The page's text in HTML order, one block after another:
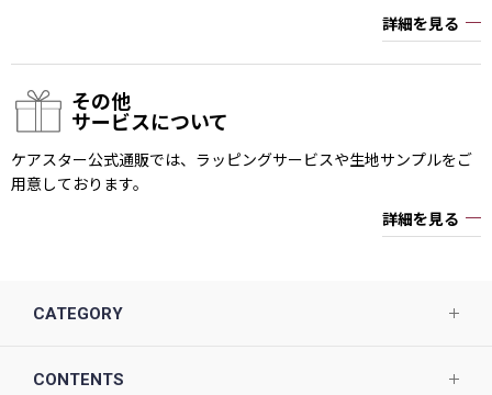
詳細を見る
その他
サービスについて
ケアスター公式通販では、ラッピングサービスや生地サンプルをご
用意しております。
詳細を見る
CATEGORY
CONTENTS